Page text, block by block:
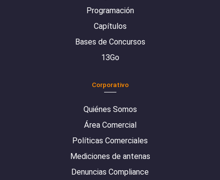
Programación
Capítulos
Bases de Concursos
13Go
Corporativo
Quiénes Somos
Área Comercial
Políticas Comerciales
Mediciones de antenas
Denuncias Compliance